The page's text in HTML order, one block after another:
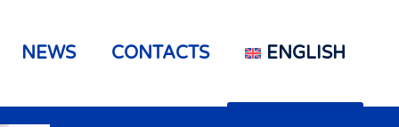
NEWS CONTACTS ENGLISH